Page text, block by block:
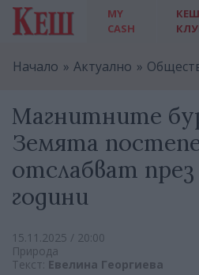
MY
CASH
КЕШ
Начало Актуално
Магнитните
Земята
отслабват
години
15.11.2025 / 20:00
Природа
Текст: Евелина Георгиева